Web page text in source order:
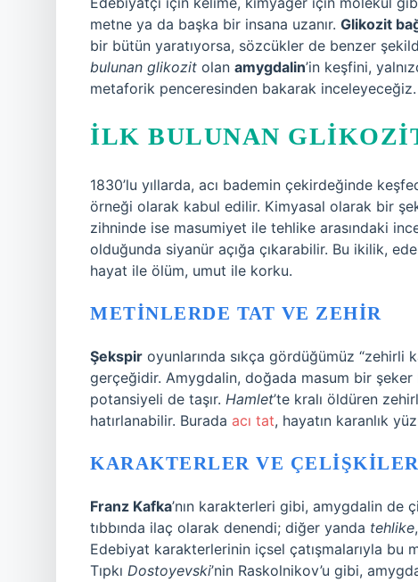
metne ya da başka bir insana uzanır. Glikozit
bir bütün yaratıyorsa, sözcükler de benzer
bulunan glikozit olan amygdalin’in keşfini,
metaforik penceresinden bakarak inceleyeceğiz.
İLK BULUNAN
1830’lu yıllarda, acı bademin çekirdeğinde
örneği olarak kabul edilir. Kimyasal olarak bir
zihninde ise masumiyet ile tehlike arasındaki
olduğunda siyanür açığa çıkarabilir. Bu ikilik,
hayat ile ölüm, umut ile korku.
METINLERDE TAT VE ZEHIR
Şekspir oyunlarında sıkça gördüğümüz “zehirli
gerçeğidir. Amygdalin, doğada masum bir şeker
potansiyeli de taşır. Hamlet’te kralı öldüren
hatırlanabilir. Burada acı tat, hayatın karanlık
KARAKTERLER VE ÇELIŞKILER
Franz Kafka’nın karakterleri gibi, amygdalin de
tıbbında ilaç olarak denendi; diğer yanda tehlike
Edebiyat karakterlerinin içsel çatışmalarıyla bu
Tıpkı Dostoyevski’nin Raskolnikov’u gibi,